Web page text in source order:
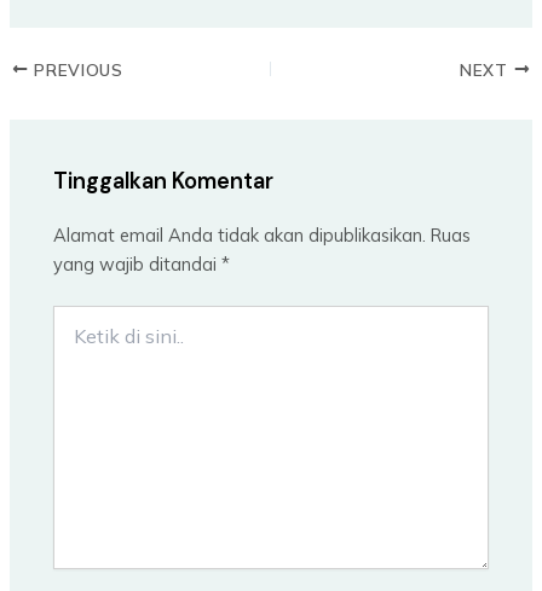
PREVIOUS NEXT
Tinggalkan Komentar
Alamat email Anda tidak akan dipublikasikan. Ruas
yang wajib ditandai*